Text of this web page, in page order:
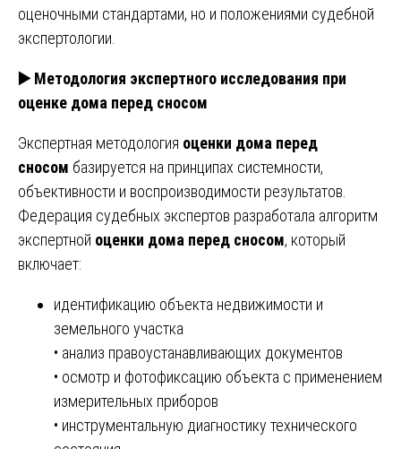
оценочными стандартами, но и положениями судебной
экспертологии.
▶️ Методология экспертного исследования при
оценке дома перед сносом
Экспертная методология оценки дома перед
сносом базируется на принципах системности,
объективности и воспроизводимости результатов.
Федерация судебных экспертов разработала алгоритм
экспертной оценки дома перед сносом, который
включает:
идентификацию объекта недвижимости и
земельного участка
• анализ правоустанавливающих документов
• осмотр и фотофиксацию объекта с применением
измерительных приборов
• инструментальную диагностику технического